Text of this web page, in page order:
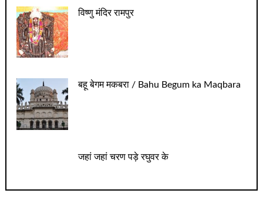
विष्णु मंदिर रामपुर
बहू बेगम मकबरा / Bahu Begum ka Maqbara
जहां जहां चरण पड़े रघुवर के